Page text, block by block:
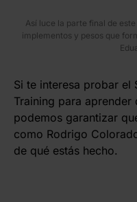
Así luce la parte final de
implementos y pesos que
Si te interesa probar el
Training para
podemos garantizar
como Rodrigo
de qué estás hecho.